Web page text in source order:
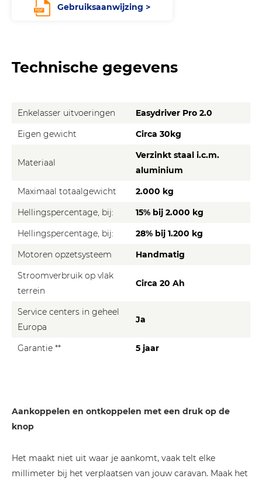
Gebruiksaanwijzing >
Technische gegevens
Enkelasser uitvoeringen
Easydriver Pro 2.0
Eigen gewicht
Circa 30kg
Materiaal
Verzinkt staal i.c.m.
aluminium
Maximaal totaalgewicht
2.000 kg
Hellingspercentage, bij:
15% bij 2.000 kg
Hellingspercentage, bij:
28% bij 1.200 kg
Motoren opzetsysteem
Handmatig
Stroomverbruik op vlak
terrein
Circa 20 Ah
Service centers in geheel
Europa
Ja
Garantie ** 5 jaar
Aankoppelen en ontkoppelen met een druk op de
knop
Het maakt niet uit waar je aankomt, vaak telt elke
millimeter bij het verplaatsen van jouw caravan. Maak het